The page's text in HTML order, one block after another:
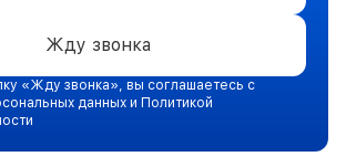
Жду звонка
«Жду звонка», вы соглашаетесь с
данных и Политикой